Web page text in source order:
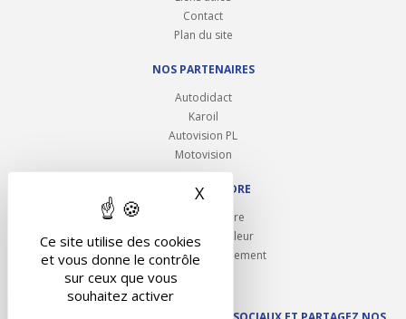
Ce site utilise des cookies
et vous donne le contrôle
sur ceux que vous
souhaitez activer
X Masquer le bandeau des
Contact
Plan du site
NOS PARTENAIRES
Autodidact
Karoil
Autovision PL
Motovision
NOUS REJOINDRE
Ouvrir un centre
Devenez contrôleur
Carrières et recrutement